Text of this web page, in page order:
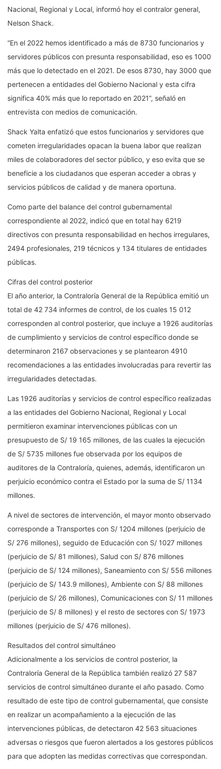
Nacional, Regional y Local, informó hoy el contralor general,
Nelson Shack.
“En el 2022 hemos identificado a más de 8730 funcionarios y
servidores públicos con presunta responsabilidad, eso es 1000
más que lo detectado en el 2021. De esos 8730, hay 3000 que
pertenecen a entidades del Gobierno Nacional y esta cifra
significa 40% más que lo reportado en 2021”, señaló en
entrevista con medios de comunicación.
Shack Yalta enfatizó que estos funcionarios y servidores que
cometen irregularidades opacan la buena labor que realizan
miles de colaboradores del sector público, y eso evita que se
beneficie a los ciudadanos que esperan acceder a obras y
servicios públicos de calidad y de manera oportuna.
Como parte del balance del control gubernamental
correspondiente al 2022, indicó que en total hay 6219
directivos con presunta responsabilidad en hechos irregulares,
2494 profesionales, 219 técnicos y 134 titulares de entidades
públicas.
Cifras del control posterior
El año anterior, la Contraloría General de la República emitió un
total de 42 734 informes de control, de los cuales 15 012
corresponden al control posterior, que incluye a 1926 auditorías
de cumplimiento y servicios de control específico donde se
determinaron 2167 observaciones y se plantearon 4910
recomendaciones a las entidades involucradas para revertir las
irregularidades detectadas.
Las 1926 auditorías y servicios de control específico realizadas
a las entidades del Gobierno Nacional, Regional y Local
permitieron examinar intervenciones públicas con un
presupuesto de S/ 19 165 millones, de las cuales la ejecución
de S/ 5735 millones fue observada por los equipos de
auditores de la Contraloría, quienes, además, identificaron un
perjuicio económico contra el Estado por la suma de S/ 1134
millones.
A nivel de sectores de intervención, el mayor monto observado
corresponde a Transportes con S/ 1204 millones (perjuicio de
S/ 276 millones), seguido de Educación con S/ 1027 millones
(perjuicio de S/ 81 millones), Salud con S/ 876 millones
(perjuicio de S/ 124 millones), Saneamiento con S/ 556 millones
(perjuicio de S/ 143.9 millones), Ambiente con S/ 88 millones
(perjuicio de S/ 26 millones), Comunicaciones con S/ 11 millones
(perjuicio de S/ 8 millones) y el resto de sectores con S/ 1973
millones (perjuicio de S/ 476 millones).
Resultados del control simultáneo
Adicionalmente a los servicios de control posterior, la
Contraloría General de la República también realizó 27 587
servicios de control simultáneo durante el año pasado. Como
resultado de este tipo de control gubernamental, que consiste
en realizar un acompañamiento a la ejecución de las
intervenciones públicas, de detectaron 42 563 situaciones
adversas o riesgos que fueron alertados a los gestores públicos
para que adopten las medidas correctivas que correspondan.